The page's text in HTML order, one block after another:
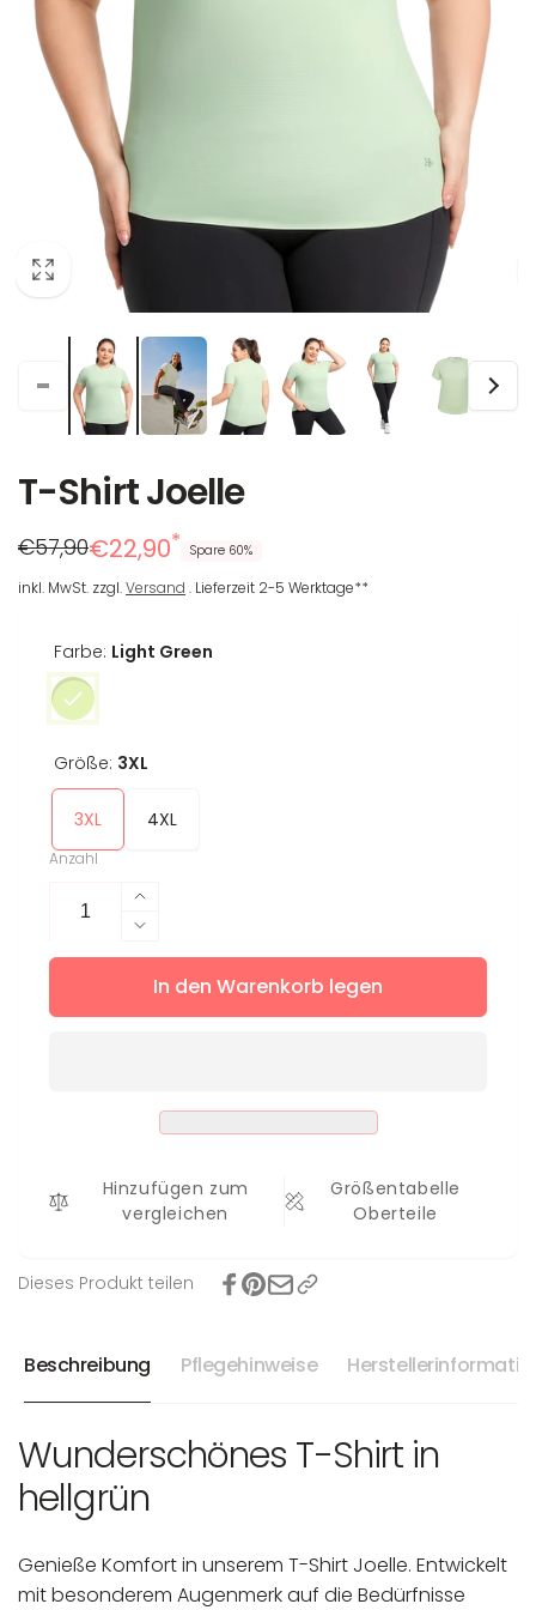
T-Shirt Joelle
Regulärer
Preis
€57,90
Reduzierter
Preis
€22,90* Spare 60%
inkl. MwSt. zzgl.Versand . Lieferzeit 2-5 Werktage**
Farbe: Light Green
Größe: 3XL
3XL 4XL
Anzahl
Erhöhe
die
Menge
für
Verringere
die
Menge
für
In den Warenkorb legen
Hinzufügen zum
vergleichen
Größentabelle
Oberteile
Dieses Produkt teilen
Beschreibung Pflegehinweise
Wunderschönes T-Shirt in
hellgrün
Genieße Komfort in unserem T-Shirt Joelle. Entwickelt
mit besonderem Augenmerk auf die Bedürfnisse